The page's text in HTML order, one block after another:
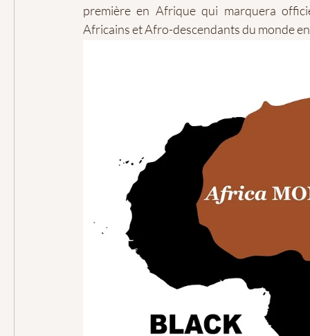
première en Afrique qui marquera
Africains et Afro-descendants du monde